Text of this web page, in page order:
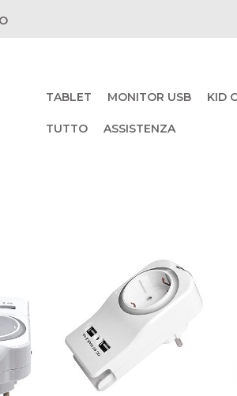
TABLET MONITOR USB KID
TUTTO ASSISTENZA